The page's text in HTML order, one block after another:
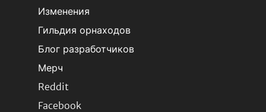
Изменения
Гильдия орнаходов
Блог разработчиков
Мерч
Reddit
Facebook